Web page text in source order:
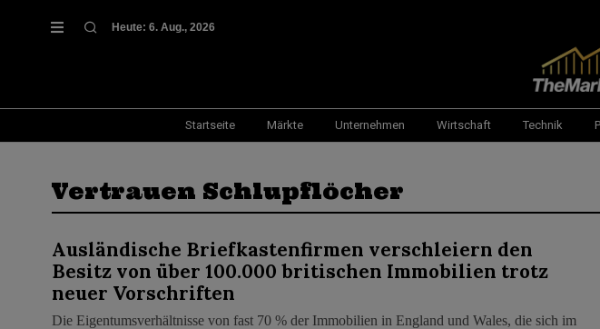
Heute: 6. Aug., 2026
Startseite Märkte Unternehmen Wirtschaft Technik
Vertrauen Schlupflöcher
Ausländische Briefkastenfirmen verschleiern den
Besitz von über 100.000 britischen Immobilien trotz
neuer Vorschriften
Die Eigentumsverhältnisse von fast 70 % der Immobilien in England und Wales, die sich im